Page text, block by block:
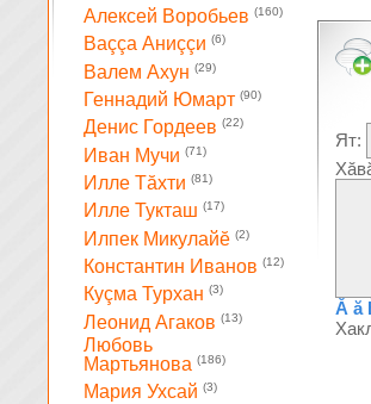
Ят:
Ă ă
Алексей Воробьев (160)
Ваççа Аниççи (6)
Валем Ахун (29)
Геннадий Юмарт (90)
Денис Гордеев (22)
Иван Мучи (71)
Илле Тăхти (81)
Илле Тукташ (17)
Илпек Микулайĕ (2)
Константин Иванов (12)
Куçма Турхан (3)
Леонид Агаков (13)
Любовь
Мартьянова (186)
Мария Ухсай (3)